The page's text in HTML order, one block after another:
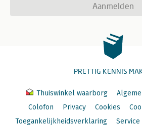
Aanmelden
PRETTIG KENNIS
Thuiswinkel waarborg
Colofon
Privacy Cookies
Toegankelijkheidsverklaring
Service